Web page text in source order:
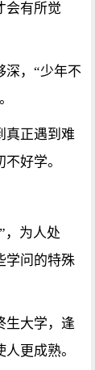
会有所觉
深，“少年不
真正遇到难
好学。
，为人处
学问的特殊
生大学，逢
更成熟。